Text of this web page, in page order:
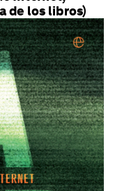
de los libros)